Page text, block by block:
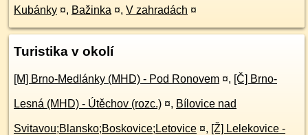
Kubánky ¤, Bažinka ¤, V zahradách ¤
Turistika v okolí
[M] Brno-Medlánky (MHD) - Pod Ronovem ¤, [Č] Brno-
Lesná (MHD) - Útěchov (rozc.) ¤, Bílovice nad
Svitavou;Blansko;Boskovice;Letovice ¤, [Ž] Lelekovice -